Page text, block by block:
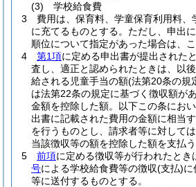
(3)
学校給食費
3
費用は、保育料、学童保育利用料、
に充てるものとする。 ただし、申出
順位について指定があった場合は、こ
4
第1項に定める申出書が提出された
査し、適正と認められたときは、以
給される児童手当の額(法第20条の規
は法第22条の規定に基づく徴収額が
金額を控除した額。以下この条にお
出書に記載された費用の金額に相当
を行うものとし、請求者等に対して
当該徴収等の額を控除した額を支払う
5
前項に定める徴収等が行われたとき
号による学校給食費等の徴収(支払)に
等に送付するものとする。